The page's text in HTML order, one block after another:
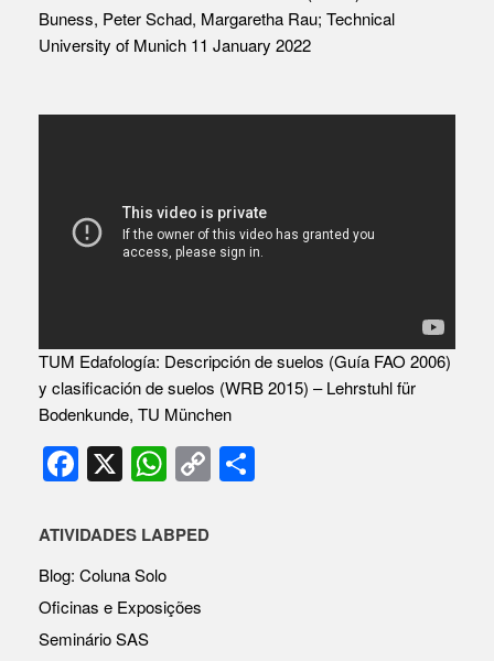
Buness, Peter Schad, Margaretha Rau; Technical
University of Munich 11 January 2022
TUM Edafología: Descripción de suelos (Guía FAO 2006)
y clasificación de suelos (WRB 2015) –Lehrstuhl für
Bodenkunde, TU München
F
c
e
b
o
X W
at
A
C
ATIVIDADES LABPED
Blog: Coluna Solo
Oficinas e Exposições
Seminário SAS